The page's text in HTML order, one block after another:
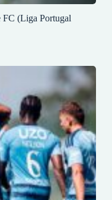
(Liga Portugal